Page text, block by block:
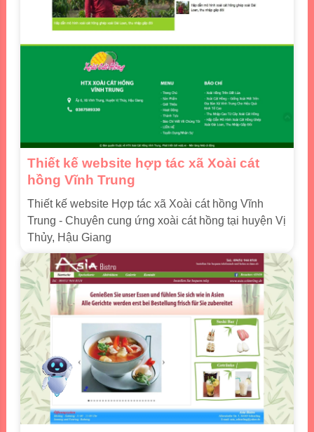
Thiết kế website hợp tác xã Xoài cát
hồng Vĩnh Trung
Thiết kế website Hợp tác xã Xoài cát hồng Vĩnh
Trung - Chuyên cung ứng xoài cát hồng tại huyện Vị
Thủy, Hậu Giang